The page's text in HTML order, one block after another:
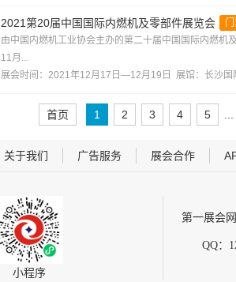
2021第20届中国国际内燃机及零部件展览会
由中国内燃机工业协会主办的第二十届中国国际内燃
11月...
展会时间：2021年12月17日—12月19日 展馆： 长沙国
首页 1 2 3 4 5
关于我们 广告服务 展会合作
小程序
第一展会
QQ：